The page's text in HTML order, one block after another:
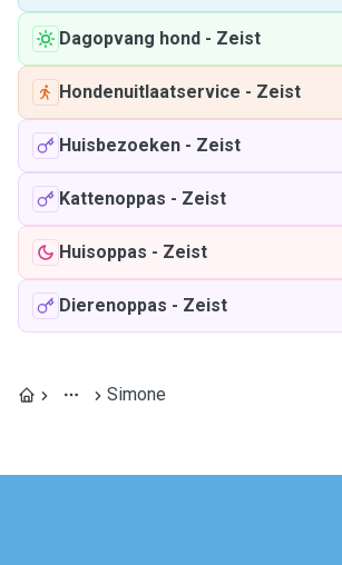
Dagopvang hond - Zeist
Hondenuitlaatservice - Zeist
Huisbezoeken - Zeist
Kattenoppas - Zeist
Huisoppas - Zeist
Dierenoppas - Zeist
Simone